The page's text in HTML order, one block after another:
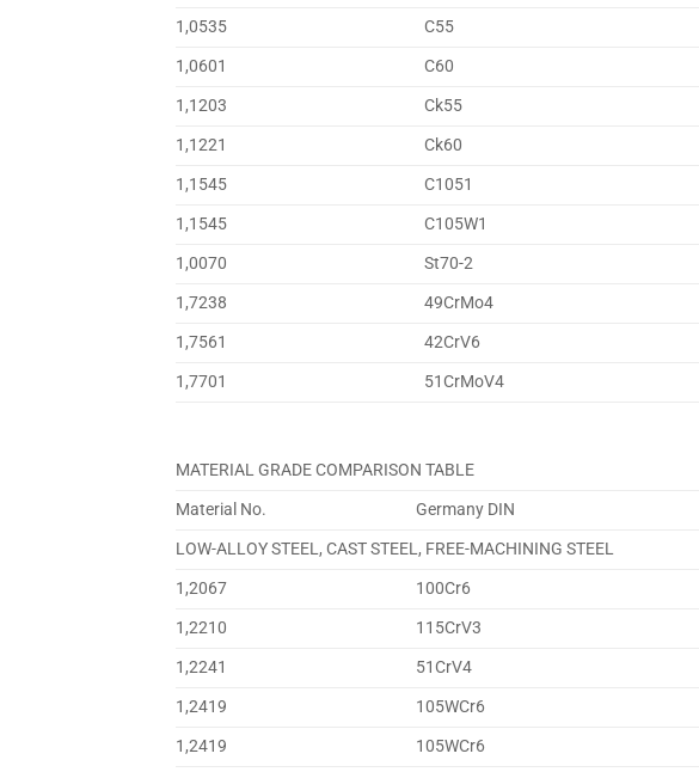
1,0535
C55
1,0601
C60
1,1203
Ck55
1,1221
Ck60
1,1545
C1051
1,1545
C105W1
1,0070
St70-2
1,7238
49CrMo4
1,7561
42CrV6
1,7701
51CrMoV4
MATERIAL GRADE COMPARISON TABLE
Material No.
Germany DIN
LOW-ALLOY STEEL, CAST STEEL, FREE-MACHINING STEEL
1,2067
100Cr6
1,2210
115CrV3
1,2241
51CrV4
1,2419
105WCr6
1,2419
105WCr6